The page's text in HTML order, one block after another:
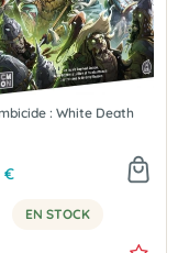
: White Death
€
EN STOCK